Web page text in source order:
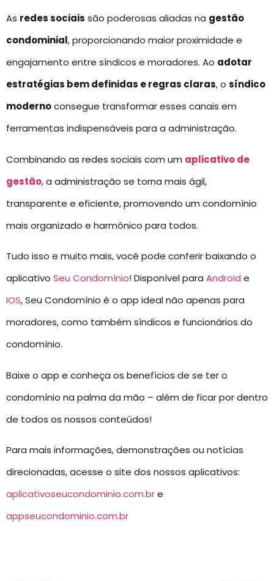
As redes sociais são poderosas aliadas na gestão
condominial, proporcionando maior proximidade e
engajamento entre síndicos e moradores. Ao adotar
estratégias bem definidas e regras claras, o síndico
modernoconsegue transformar esses canais em
ferramentas indispensáveis para a administração.
Combinando as redes sociais com um aplicativo de
gestão, a administração se torna mais ágil,
transparente e eficiente, promovendo um condomínio
mais organizado e harmônico para todos.
Tudo isso e muito mais, você pode conferir baixando o
aplicativo Seu Condomínio! Disponível para Android e
IOS, Seu Condomínio é o app ideal não apenas para
moradores, como também síndicos e funcionários do
condomínio.
Baixe o app e conheça os benefícios de se ter o
condomínio na palma da mão – além de ficar por dentro
de todos os nossos conteúdos!
Para mais informações, demonstrações ou notícias
direcionadas, acesse o site dos nossos aplicativos:
aplicativoseucondominio.com.bre
appseucondominio.com.br